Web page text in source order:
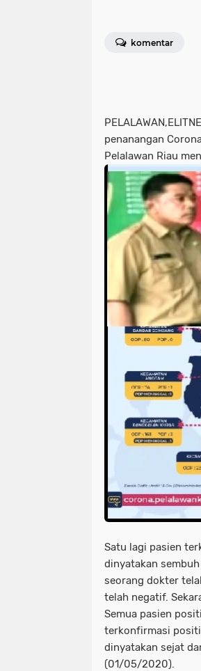
komentar
penanangan
Pelalawan Riau
Satu lagi pasien
dinyatakan
seorang dokter
telah negatif.
Semua pasien
terkonfirmasi
dinyatakan sejat
(01/05/2020).